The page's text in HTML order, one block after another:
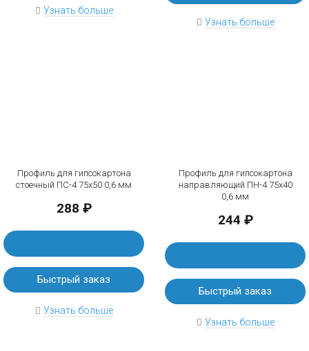
Узнать больше
Узнать больше
Профиль для гипсокартона
стоечный ПС-4 75х50 0,6 мм
288 ₽
Быстрый заказ
Узнать больше
Профиль для гипсокартона
направляющий ПН-4 75х40
0,6 мм
244 ₽
Быстрый заказ
Узнать больше